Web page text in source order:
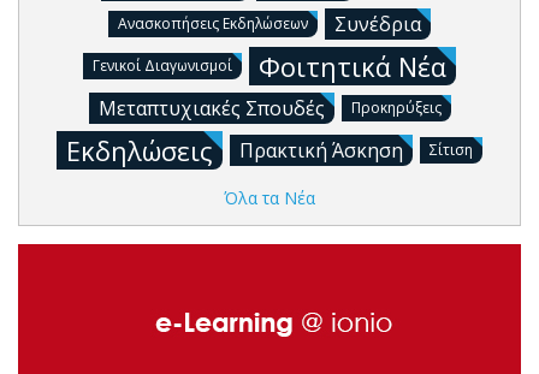
Ανασκοπήσεις Εκδηλώσεων
Συνέδρια
Γενικοί Διαγωνισμοί Φοιτητικά Νέα
Μεταπτυχιακές Σπουδές Προκηρύξεις
Εκδηλώσεις Πρακτική Άσκηση Σίτιση
Όλα τα Νέα